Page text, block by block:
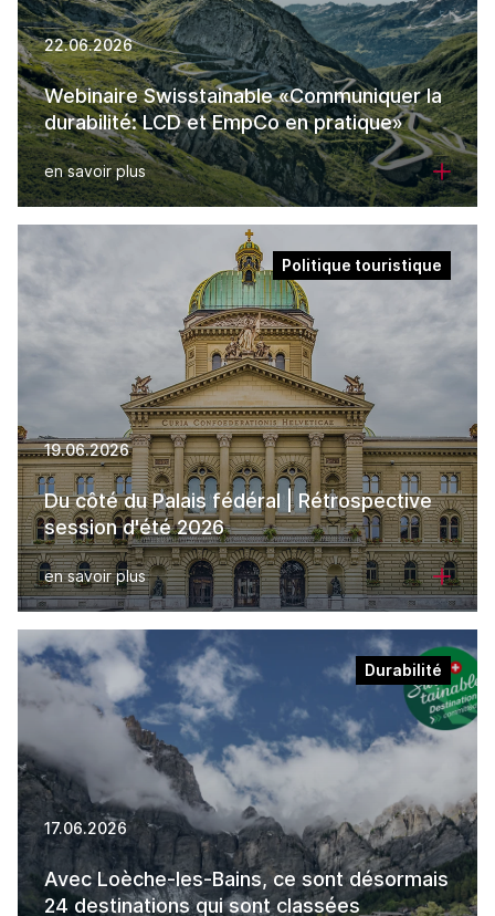
22.06.2026
Webinaire Swisstainable «Communiquer la
durabilité: LCD et EmpCo en pratique»
en savoir plus
Politique touristique
19.06.2026
Du côté du Palais fédéral | Rétrospective
session d'été 2026
en savoir plus
Durabilité
17.06.2026
Avec Loèche-les-Bains, ce sont désormais
24 destinations qui sont classées